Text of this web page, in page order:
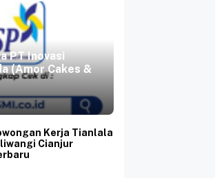
PT Inovasi
(Amor Cakes &
Kerja Tianlala
Cianjur